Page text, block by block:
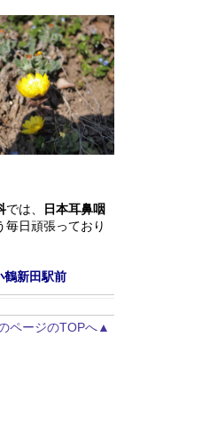
では、
日本耳鼻咽
毎日頑張っており
鶴新田駅前
ページのTOPへ▲